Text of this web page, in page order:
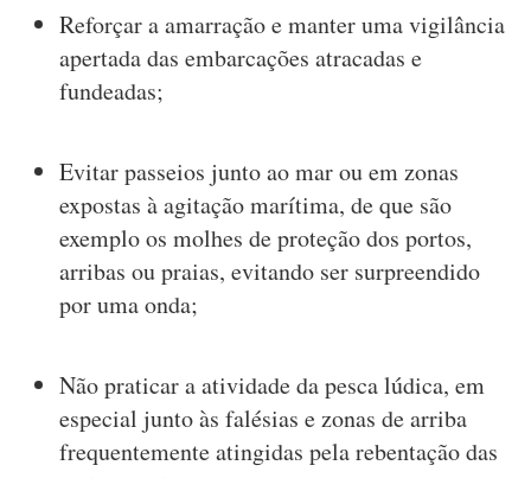
Reforçar a amarração e manter uma vigilância
apertada das embarcações atracadas e
fundeadas;
Evitar passeios junto ao mar ou em zonas
expostas à agitação marítima, de que são
exemplo os molhes de proteção dos portos,
arribas ou praias, evitando ser surpreendido
por uma onda;
Não praticar a atividade da pesca lúdica, em
especial junto às falésias e zonas de arriba
frequentemente atingidas pela rebentação das